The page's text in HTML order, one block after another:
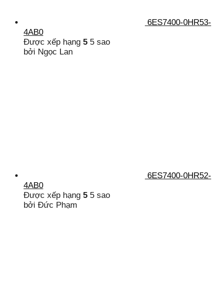
6ES7400-0HR53-
4AB0
Được xếp hạng 5 5 sao
bởi Ngọc Lan
6ES7400-0HR52-
4AB0
Được xếp hạng 5 5 sao
bởi Đức Phạm